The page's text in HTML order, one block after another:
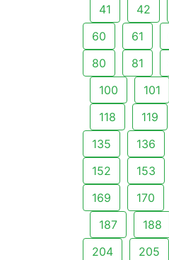
41
42
60
61
80
81
100
101
118
119
135
136
152
153
169
170
187
188
204
205